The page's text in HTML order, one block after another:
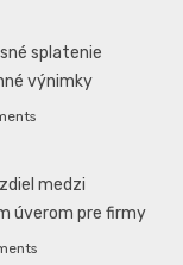
splatenie
výnimky
medzi
úverom pre firmy